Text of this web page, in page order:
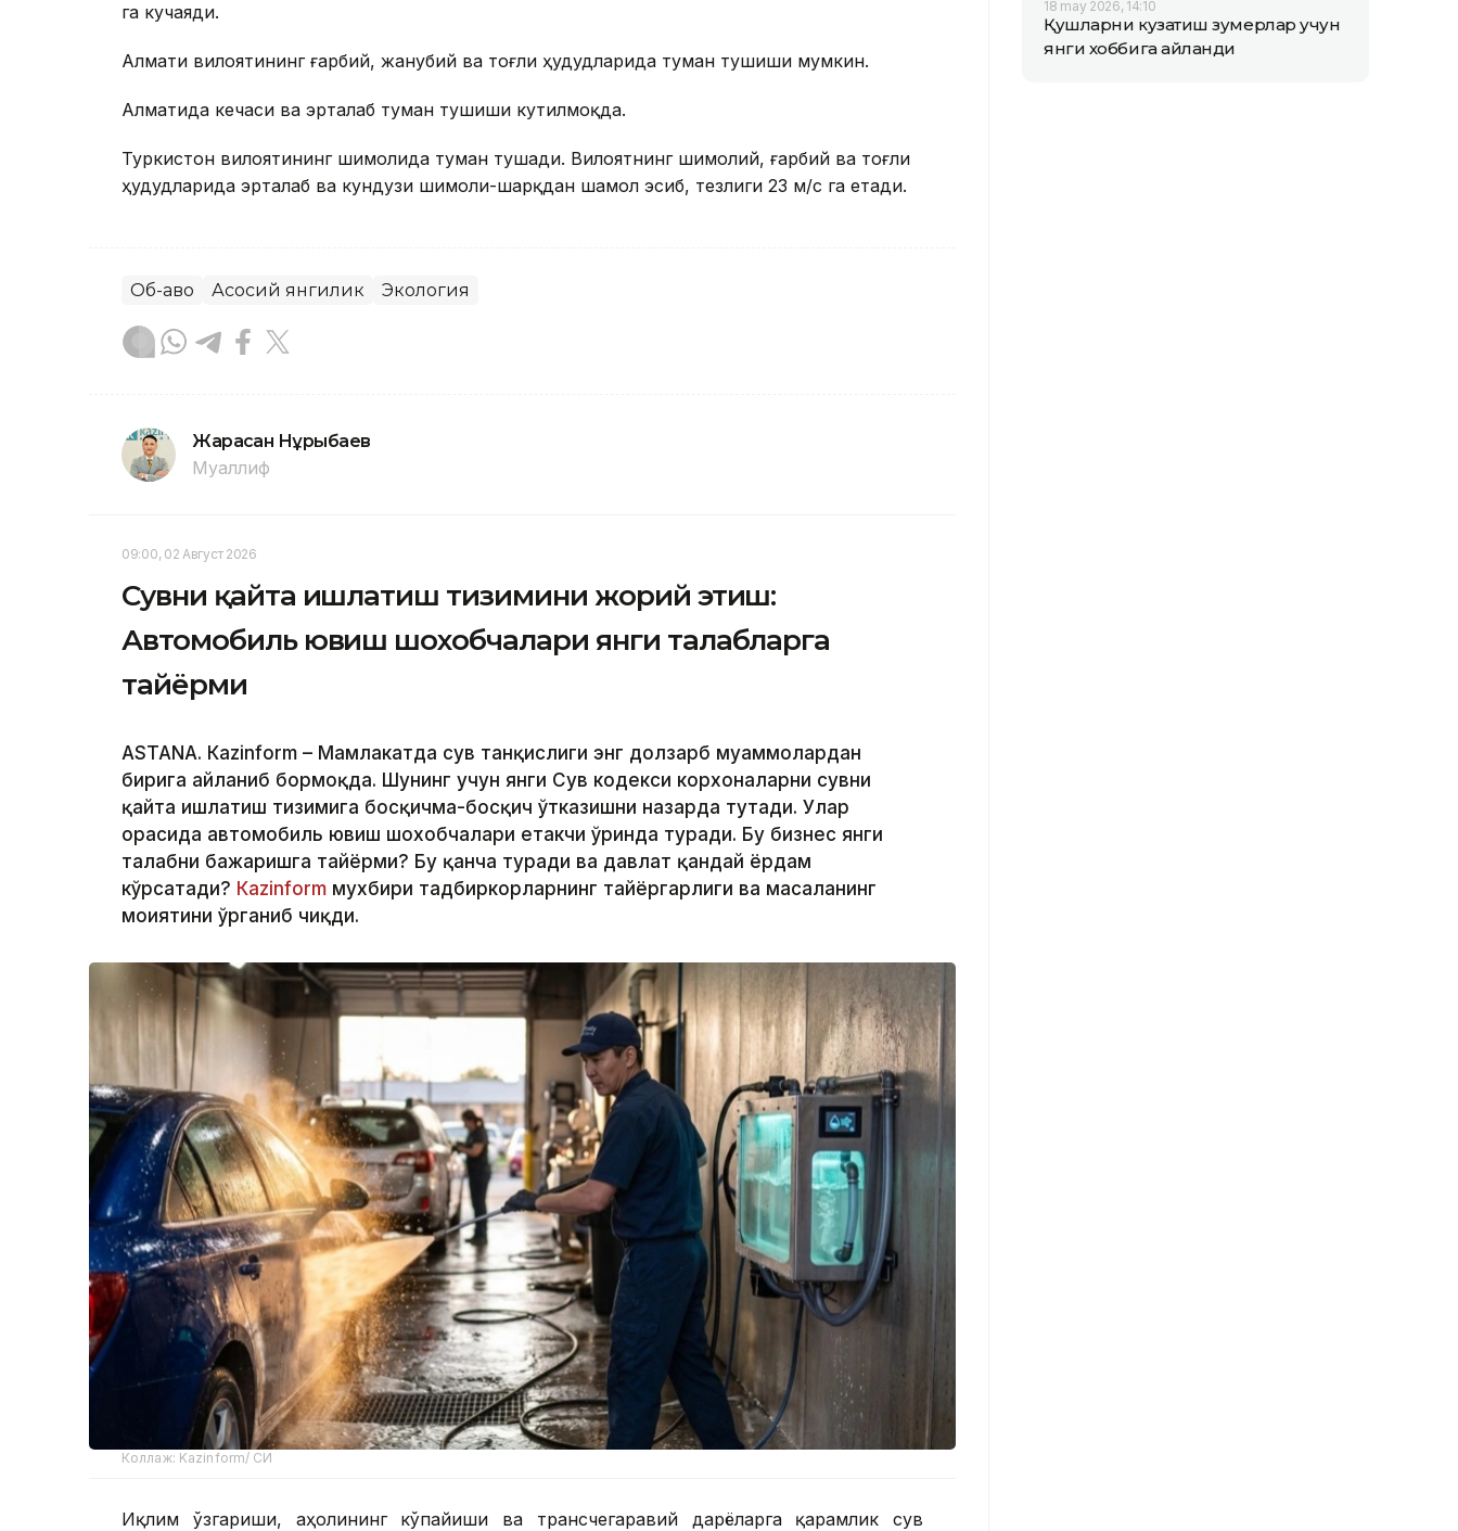
га кучаяди.
Алмати вилоятининг ғарбий, жанубий ва тоғли ҳудудларида туман тушиши мумкин.
Алматида кечаси ва эрталаб туман тушиши кутилмоқда.
Туркистон вилоятининг шимолида туман тушади. Вилоятнинг шимолий, ғарбий ва тоғли
ҳудудларида эрталаб ва кундузи шимоли-шарқдан шамол эсиб, тезлиги 23 м/с га етади.
Об-ҳаво Асосий янгилик Экология
Жарасқан Нұрыбаев
Муаллиф
09:00, 02 Август 2026
Сувни қайта ишлатиш тизимини жорий этиш:
Автомобиль ювиш шохобчалари янги талабларга
тайёрми
ASTANА. Кazinform – Мамлакатда сув танқислиги энг долзарб муаммолардан
бирига айланиб бормоқда. Шунинг учун янги Сув кодекси корхоналарни сувни
қайта ишлатиш тизимига босқичма-босқич ўтказишни назарда тутади. Улар
орасида автомобиль ювиш шохобчалари етакчи ўринда туради. Бу бизнес янги
талабни бажаришга тайёрми? Бу қанча туради ва давлат қандай ёрдам
кўрсатади? Кazinform мухбири тадбиркорларнинг тайёргарлиги ва масаланинг
моҳиятини ўрганиб чиқди.
Коллаж: Kazinform/ СИ
Иқлим ўзгариши, аҳолининг кўпайиши ва трансчегаравий дарёларга қарамлик сув
18 may 2026, 14:10
Қушларни кузатиш зумерлар учун
янги хоббига айланди